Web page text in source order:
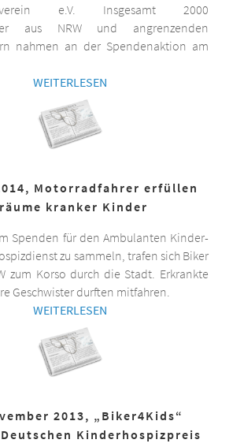
e.V. Insgesamt 2000
aus NRW und angrenzenden
nahmen an der Spendenaktion am
WEITERLESEN
Motorradfahrer erfüllen
kranker Kinder
Spenden für den Ambulanten Kinder-
zu sammeln, trafen sich Biker
zum Korso durch die Stadt. Erkrankte
Geschwister durften mitfahren.
WEITERLESEN
2013, „Biker4Kids“
Kinderhospizpreis